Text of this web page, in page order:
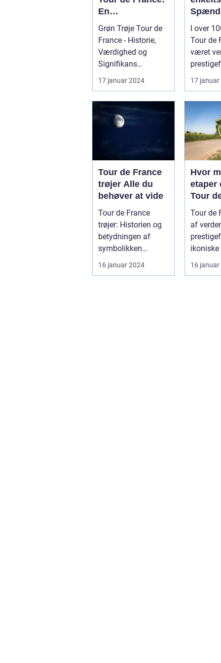
En
Dybdegående
Gennemgang
Grøn Trøje Tour de
France - Historie,
Værdighed og
Signifikans
Introduktion til Grøn
Trøje Tour de...
17 januar 2024
den
vej
I over
Tour de
været
de
17
Tour de France
trøjer Alle du
behøver at vide
Tour de France
trøjer: Historien og
betydningen af
symbolikken
Introduktion til Tour
de France trø...
16 januar 2024
Hvor
etaper
Tour
Tour de
af
ikoniske
der
år i ju...
16